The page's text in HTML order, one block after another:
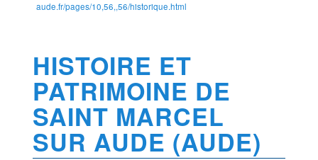
aude.fr/pages/10,56,,56/historique.html
HISTOIRE ET
PATRIMOINE DE
SAINT MARCEL
SUR AUDE (AUDE)